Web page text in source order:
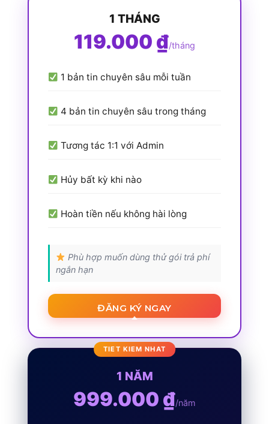
1 THÁNG
119.000 ₫/tháng
1 bản tin chuyên sâu mỗi tuần
4 bản tin chuyên sâu trong tháng
Tương tác 1:1 với Admin
Hủy bất kỳ khi nào
Hoàn tiền nếu không hài lòng
Phù hợp muốn dùng thử gói trả phí
ngắn hạn
ĐĂNG KÝ NGAY
1 NĂM
999.000 ₫/năm